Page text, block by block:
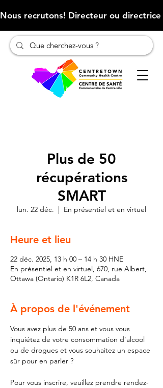
Nous recrutons! Directeur ou
Plus de 50
récupérations
SMART
lun. 22 déc.
  |
En présentiel et en virtuel
Heure et lieu
22 déc. 2025, 13 h 00 – 14 h 30 HNE
En présentiel et en virtuel, 670, rue Albert,
Ottawa (Ontario) K1R 6L2, Canada
À propos de l'événement
Vous avez plus de 50 ans et vous vous
inquiétez de votre consommation d'alcool
ou de drogues et vous souhaitez un espace
sûr pour en parler ?
Pour vous inscrire, veuillez prendre rendez-